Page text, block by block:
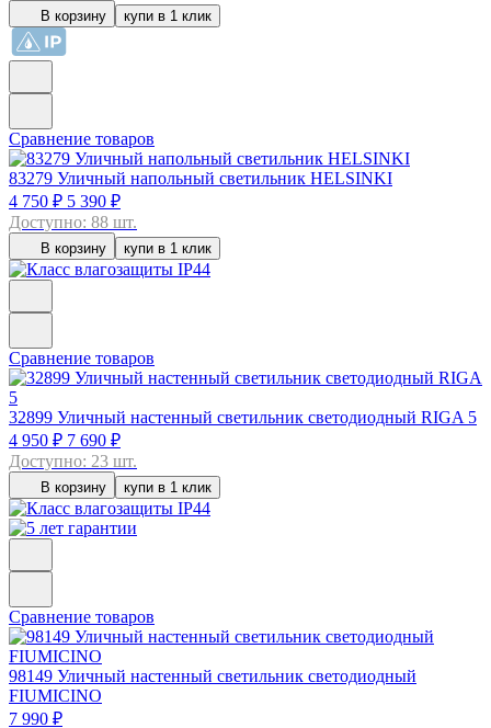
В корзину купи в 1 клик
Сравнение товаров
83279 Уличный напольный светильник HELSINKI
4 750 ₽ 5 390 ₽
Доступно: 88 шт.
В корзину купи в 1 клик
Сравнение товаров
32899 Уличный настенный светильник светодиодный RIGA 5
4 950 ₽ 7 690 ₽
Доступно: 23 шт.
В корзину купи в 1 клик
Сравнение товаров
98149 Уличный настенный светильник светодиодный
FIUMICINO
7 990 ₽